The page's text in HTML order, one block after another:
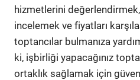
hizmetlerini
incelemek ve fiyatları
toptancılar bulmanıza
ki, işbirliği yapacağınız
ortaklık sağlamak için